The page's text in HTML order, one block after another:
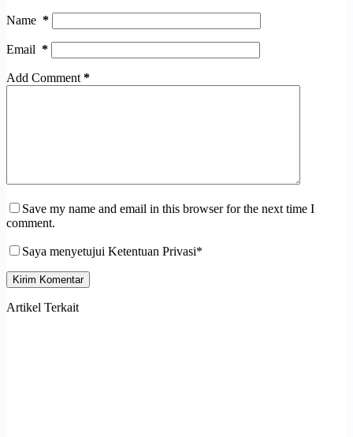
Name *
Email *
Add Comment *
Save my name and email in this browser for the next time I
comment.
Saya menyetujui Ketentuan Privasi*
Kirim Komentar
Artikel Terkait